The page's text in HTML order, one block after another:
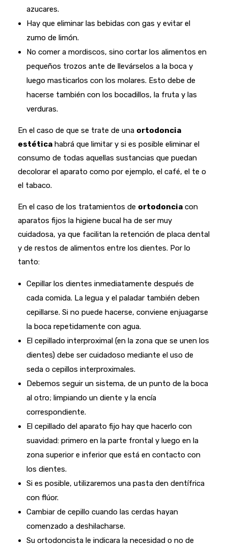
azucares.
Hay que eliminar las bebidas con gas y evitar el
zumo de limón.
No comer a mordiscos, sino cortar los alimentos en
pequeños trozos ante de llevárselos a la boca y
luego masticarlos con los molares. Esto debe de
hacerse también con los bocadillos, la fruta y las
verduras.
En el caso de que se trate de una ortodoncia
estética habrá que limitar y si es posible eliminar el
consumo de todas aquellas sustancias que puedan
decolorar el aparato como por ejemplo, el café, el te o
el tabaco.
En el caso de los tratamientos de ortodoncia con
aparatos fijos la higiene bucal ha de ser muy
cuidadosa, ya que facilitan la retención de placa dental
y de restos de alimentos entre los dientes. Por lo
tanto:
Cepillar los dientes inmediatamente después de
cada comida. La legua y el paladar también deben
cepillarse. Si no puede hacerse, conviene enjuagarse
la boca repetidamente con agua.
El cepillado interproximal (en la zona que se unen los
dientes) debe ser cuidadoso mediante el uso de
seda o cepillos interproximales.
Debemos seguir un sistema, de un punto de la boca
al otro; limpiando un diente y la encía
correspondiente.
El cepillado del aparato fijo hay que hacerlo con
suavidad: primero en la parte frontal y luego en la
zona superior e inferior que está en contacto con
los dientes.
Si es posible, utilizaremos una pasta den dentífrica
con flúor.
Cambiar de cepillo cuando las cerdas hayan
comenzado a deshilacharse.
Su ortodoncista le indicara la necesidad o no de